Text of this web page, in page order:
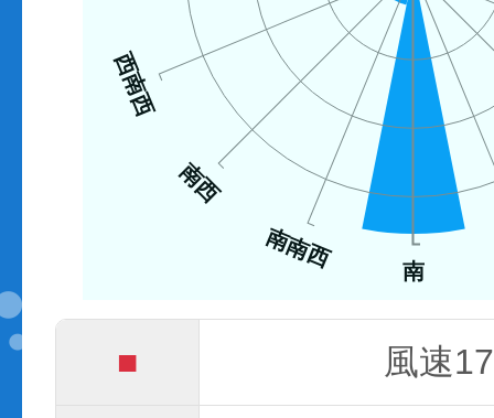
南
南南西
南西
西南西
■ 風速